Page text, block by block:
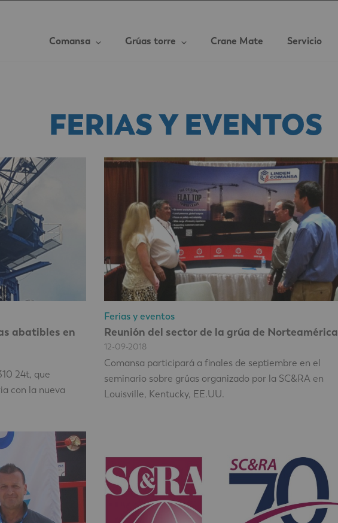
Comansa Grúas torre Crane Mate Servicio
FERIAS Y EVENTOS
abatibles en
24t, que
con la nueva
Ferias y eventos
Reunión del sector de la grúa de Norteamérica
12-09-2018
Comansa participará a finales de septiembre en el
seminario sobre grúas organizado por la SC&RA en
Louisville, Kentucky, EE.UU.